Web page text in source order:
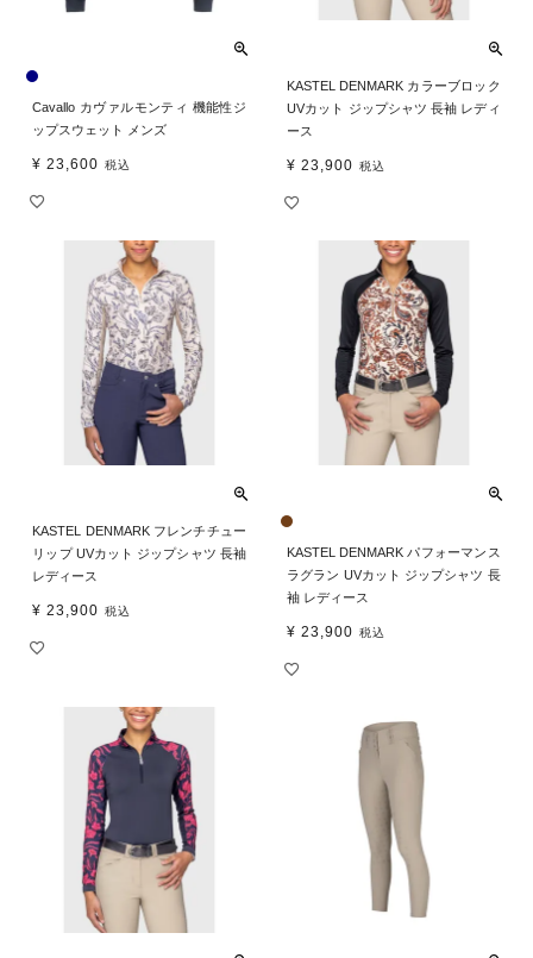
Cavallo カヴァルモンティ 機能性ジ
ップスウェット メンズ
¥ 23,600 税込
KASTEL DENMARK カラーブロック
UVカット ジップシャツ 長袖 レディ
ース
¥ 23,900 税込
KASTEL DENMARK フレンチチュー
リップ UVカット ジップシャツ 長袖
レディース
¥ 23,900 税込
KASTEL DENMARK パフォーマンス
ラグラン UVカット ジップシャツ 長
袖 レディース
¥ 23,900 税込